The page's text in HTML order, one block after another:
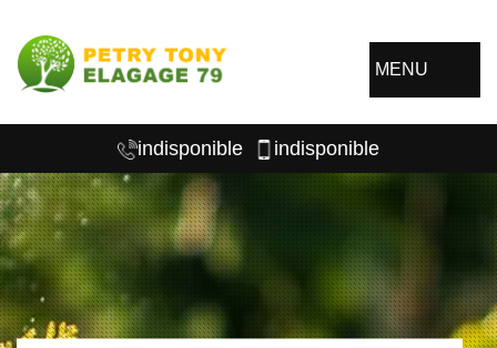
MENU
indisponible indisponible